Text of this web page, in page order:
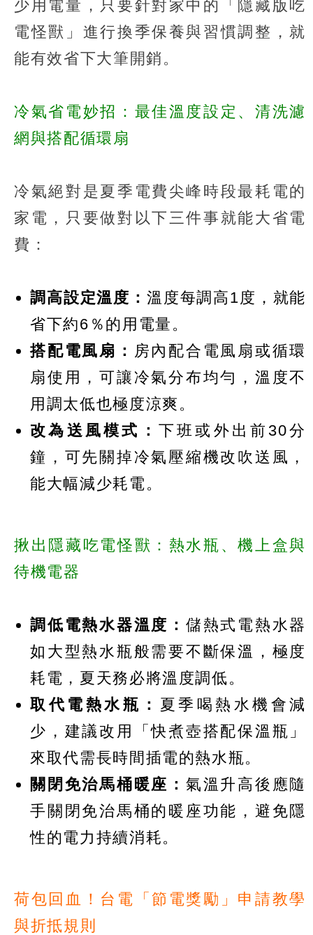
少用電量，只要針對家中的「隱藏版吃
電怪獸」進行換季保養與習慣調整，就
能有效省下大筆開銷。
冷氣省電妙招：最佳溫度設定、清洗濾
網與搭配循環扇
冷氣絕對是夏季電費尖峰時段最耗電的
家電，只要做對以下三件事就能大省電
費：
調高設定溫度： 溫度每調高1度，就能
省下約6％的用電量。
搭配電風扇： 房內配合電風扇或循環
扇使用，可讓冷氣分布均勻，溫度不
用調太低也極度涼爽。
改為送風模式： 下班或外出前30分
鐘，可先關掉冷氣壓縮機改吹送風，
能大幅減少耗電。
揪出隱藏吃電怪獸：熱水瓶、機上盒與
待機電器
調低電熱水器溫度： 儲熱式電熱水器
如大型熱水瓶般需要不斷保溫，極度
耗電，夏天務必將溫度調低。
取代電熱水瓶： 夏季喝熱水機會減
少，建議改用「快煮壺搭配保溫瓶」
來取代需長時間插電的熱水瓶。
關閉免治馬桶暖座： 氣溫升高後應隨
手關閉免治馬桶的暖座功能，避免隱
性的電力持續消耗。
荷包回血！台電「節電獎勵」申請教學
與折抵規則